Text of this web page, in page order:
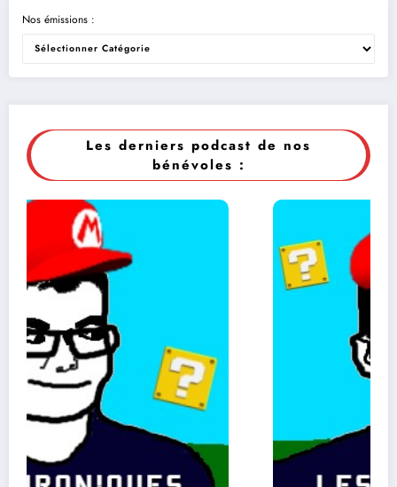
Nos émissions :
Les derniers podcast de nos
bénévoles :